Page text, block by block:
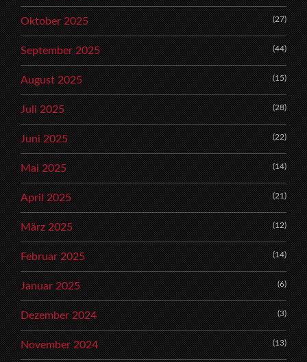
Oktober 2025 (27)
September 2025 (44)
August 2025 (15)
Juli 2025 (28)
Juni 2025 (22)
Mai 2025 (14)
April 2025 (21)
März 2025 (12)
Februar 2025 (14)
Januar 2025 (6)
Dezember 2024 (3)
November 2024 (13)